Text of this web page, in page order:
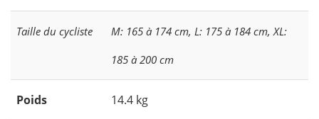
Taille du cycliste
M: 165 à 174 cm, L: 175 à 184 cm, XL:
185 à 200 cm
Poids 14.4 kg